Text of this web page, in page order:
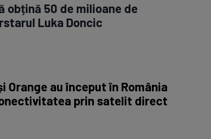
obțină 50 de milioane de
Luka Doncic
Orange au început în România
prin satelit direct